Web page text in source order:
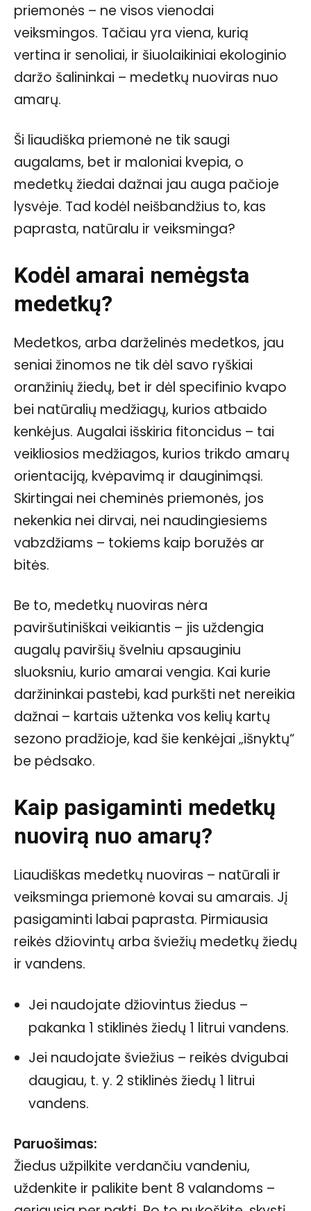
priemonės – ne visos vienodai
veiksmingos. Tačiau yra viena, kurią
vertina ir senoliai, ir šiuolaikiniai ekologinio
daržo šalininkai – medetkų nuoviras nuo
amarų.
Ši liaudiška priemonė ne tik saugi
augalams, bet ir maloniai kvepia, o
medetkų žiedai dažnai jau auga pačioje
lysvėje. Tad kodėl neišbandžius to, kas
paprasta, natūralu ir veiksminga?
Kodėl amarai nemėgsta
medetkų?
Medetkos, arba darželinės medetkos, jau
seniai žinomos ne tik dėl savo ryškiai
oranžinių žiedų, bet ir dėl specifinio kvapo
bei natūralių medžiagų, kurios atbaido
kenkėjus. Augalai išskiria fitoncidus – tai
veikliosios medžiagos, kurios trikdo amarų
orientaciją, kvėpavimą ir dauginimąsi.
Skirtingai nei cheminės priemonės, jos
nekenkia nei dirvai, nei naudingiesiems
vabzdžiams – tokiems kaip boružės ar
bitės.
Be to, medetkų nuoviras nėra
paviršutiniškai veikiantis – jis uždengia
augalų paviršių švelniu apsauginiu
sluoksniu, kurio amarai vengia. Kai kurie
daržininkai pastebi, kad purkšti net nereikia
dažnai – kartais užtenka vos kelių kartų
sezono pradžioje, kad šie kenkėjai „išnyktų“
be pėdsako.
Kaip pasigaminti medetkų
nuovirą nuo amarų?
Liaudiškas medetkų nuoviras – natūrali ir
veiksminga priemonė kovai su amarais. Jį
pasigaminti labai paprasta. Pirmiausia
reikės džiovintų arba šviežių medetkų žiedų
ir vandens.
Jei naudojate džiovintus žiedus –
pakanka 1 stiklinės žiedų 1 litrui vandens.
Jei naudojate šviežius – reikės dvigubai
daugiau, t. y. 2 stiklinės žiedų 1 litrui
vandens.
Paruošimas:
Žiedus užpilkite verdančiu vandeniu,
uždenkite ir palikite bent 8 valandoms –